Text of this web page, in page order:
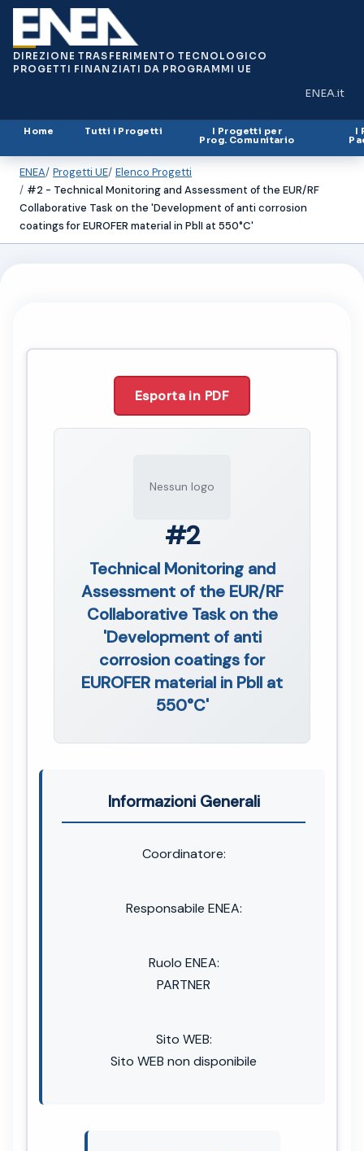
DIREZIONE TRASFERIMENTO TECNOLOGICO
PROGETTI FINANZIATI DA PROGRAMMI UE
ENEA.it
(si apre in
Home Tutti i Progetti I Progetti per
Prog. Comunitario
I
ENEA Progetti UE Elenco Progetti
#2 - Technical Monitoring and Assessment of the EUR/RF
Collaborative Task on the 'Development of anti corrosion
coatings for EUROFER material in PblI at 550°C'
Esporta in PDF
Nessun logo
#2
Technical Monitoring and
Assessment of the EUR/RF
Collaborative Task on the
'Development of anti
corrosion coatings for
EUROFER material in PblI at
550°C'
Informazioni Generali
Coordinatore:
Responsabile ENEA:
Ruolo ENEA:
PARTNER
Sito WEB:
Sito WEB non disponibile